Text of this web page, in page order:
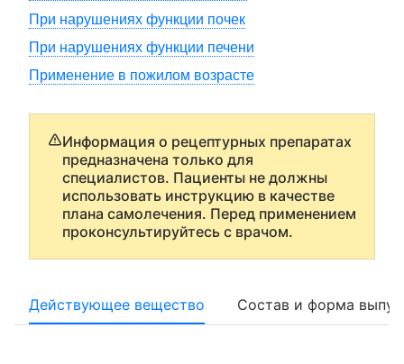
При нарушениях функции почек
При нарушениях функции печени
Применение в пожилом возрасте
Информация о рецептурных препаратах
предназначена только для
специалистов. Пациенты не должны
использовать инструкцию в качестве
плана самолечения. Перед применением
проконсультируйтесь с врачом.
Действующее вещество Состав и форма